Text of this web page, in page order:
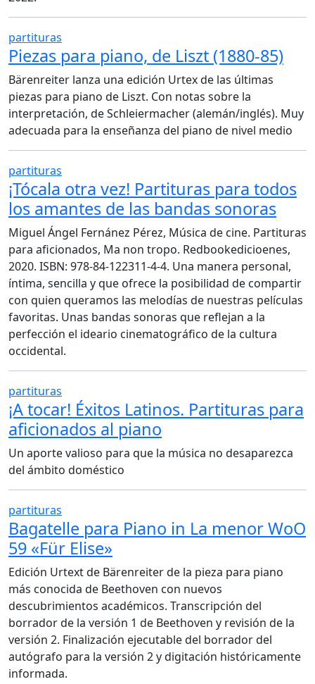
partituras
Piezas para piano, de Liszt (1880-85)
Bärenreiter lanza una edición Urtex de las últimas
piezas para piano de Liszt. Con notas sobre la
interpretación, de Schleiermacher (alemán/inglés). Muy
adecuada para la enseñanza del piano de nivel medio
partituras
¡Tócala otra vez! Partituras para todos
los amantes de las bandas sonoras
Miguel Ángel Fernánez Pérez, Música de cine. Partituras
para aficionados, Ma non tropo. Redbookedicioenes,
2020. ISBN: 978-84-122311-4-4. Una manera personal,
íntima, sencilla y que ofrece la posibilidad de compartir
con quien queramos las melodías de nuestras películas
favoritas. Unas bandas sonoras que reflejan a la
perfección el ideario cinematográfico de la cultura
occidental.
partituras
¡A tocar! Éxitos Latinos. Partituras para
aficionados al piano
Un aporte valioso para que la música no desaparezca
del ámbito doméstico
partituras
Bagatelle para Piano in La menor WoO
59 «Für Elise»
Edición Urtext de Bärenreiter de la pieza para piano
más conocida de Beethoven con nuevos
descubrimientos académicos. Transcripción del
borrador de la versión 1 de Beethoven y revisión de la
versión 2. Finalización ejecutable del borrador del
autógrafo para la versión 2 y digitación históricamente
informada.